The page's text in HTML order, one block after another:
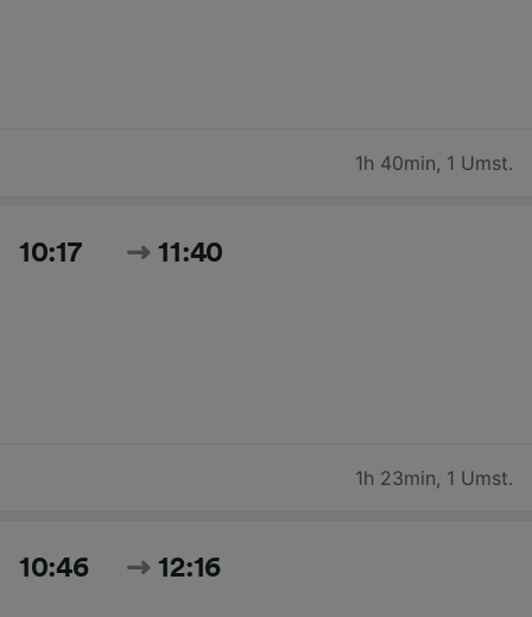
1h 40min, 1 Umst.
10:17 11:40
1h 23min, 1 Umst.
10:46 12:16